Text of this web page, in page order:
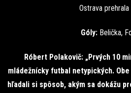
Ostrava prehrala
Góly: Belička,
Róbert Polakovič: „Prvých 10
mládežnícky futbal netypických.
hľadali si spôsob, akým sa dokážu